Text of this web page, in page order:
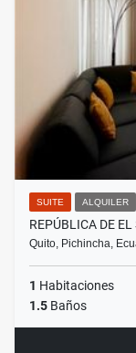
SUITE ALQUILER
REPÚBLICA DE
Quito, Pichincha,
1 Habitaciones
1.5 Baños